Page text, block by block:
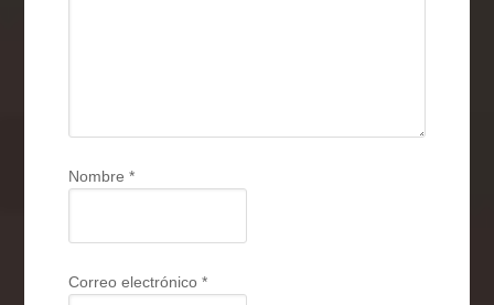
Nombre*
Correo electrónico*